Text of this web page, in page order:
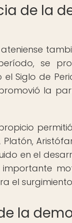
de la
se
Siglo de
la
Platón,
en el
importante
el
la